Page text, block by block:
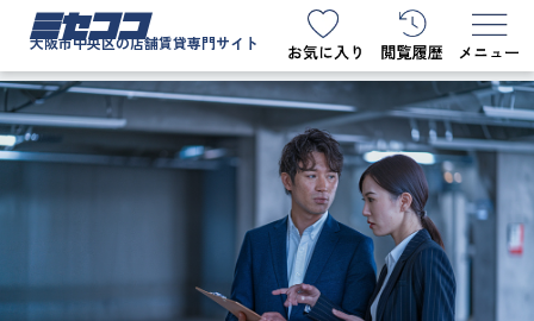
ミセココ
大阪市中央区の店舗賃貸専門サイト